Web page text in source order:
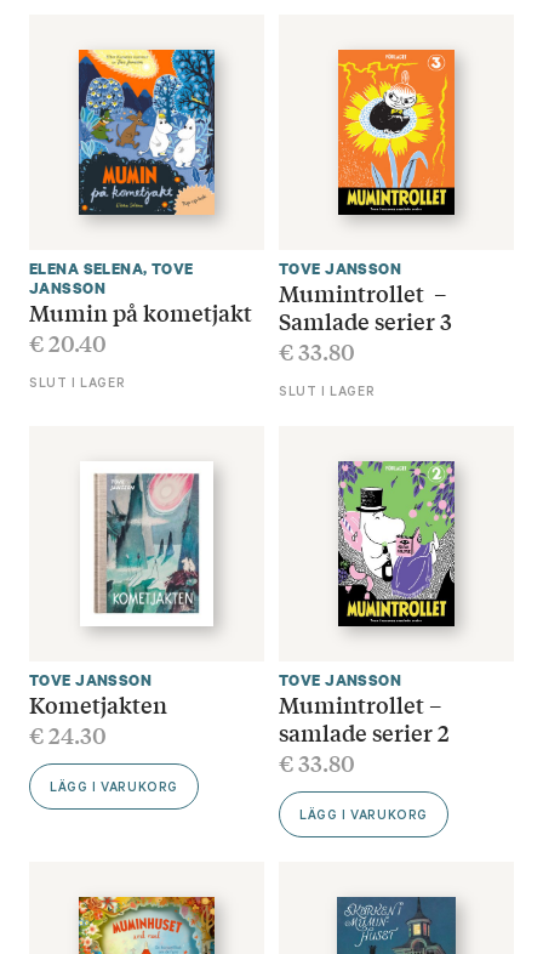
ELENA SELENA, TOVE
JANSSON
Mumin på kometjakt
€20.40
SLUT I LAGER
TOVE JANSSON
Mumintrollet –
Samlade serier 3
€33.80
SLUT I LAGER
TOVE JANSSON
Kometjakten
€24.30
LÄGG I VARUKORG
TOVE JANSSON
Mumintrollet –
samlade serier 2
€33.80
LÄGG I VARUKORG